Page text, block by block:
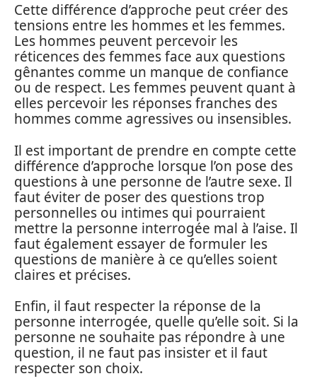
Cette différence d’approche peut créer des
tensions entre les hommes et les femmes.
Les hommes peuvent percevoir les
réticences des femmes face aux questions
gênantes comme un manque de confiance
ou de respect. Les femmes peuvent quant à
elles percevoir les réponses franches des
hommes comme agressives ou insensibles.
Il est important de prendre en compte cette
différence d’approche lorsque l’on pose des
questions à une personne de l’autre sexe. Il
faut éviter de poser des questions trop
personnelles ou intimes qui pourraient
mettre la personne interrogée mal à l’aise. Il
faut également essayer de formuler les
questions de manière à ce qu’elles soient
claires et précises.
Enfin, il faut respecter la réponse de la
personne interrogée, quelle qu’elle soit. Si la
personne ne souhaite pas répondre à une
question, il ne faut pas insister et il faut
respecter son choix.